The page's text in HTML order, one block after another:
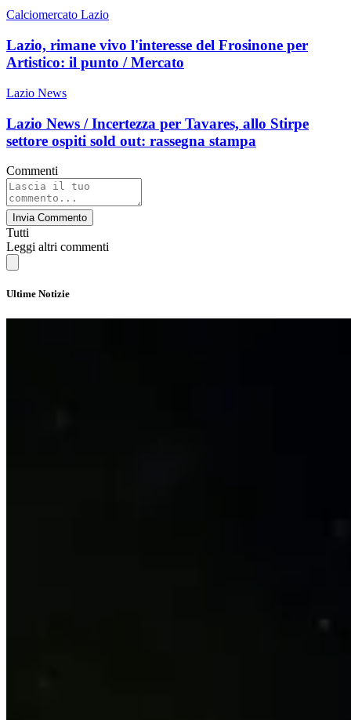
Calciomercato Lazio
Lazio, rimane vivo l'interesse del Frosinone per
Artistico: il punto / Mercato
Lazio News
Lazio News / Incertezza per Tavares, allo Stirpe
settore ospiti sold out: rassegna stampa
Commenti
Invia Commento
Tutti
Leggi altri commenti
Ultime Notizie